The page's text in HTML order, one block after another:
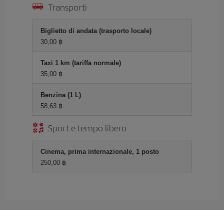
Transporti
Biglietto di andata (trasporto locale)
30,00 ฿
Taxi 1 km (tariffa normale)
35,00 ฿
Benzina (1 L)
58,63 ฿
Sport e tempo libero
Cinema, prima internazionale, 1 posto
250,00 ฿